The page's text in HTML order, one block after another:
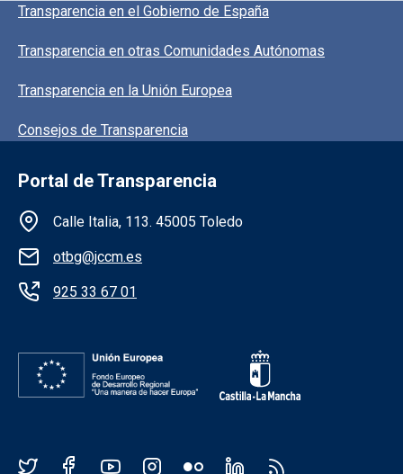
Pie de pagina información
Transparencia en el Gobierno de España
Transparencia en otras Comunidades Autónomas
Transparencia en la Unión Europea
Consejos de Transparencia
Portal de Transparencia
Información de la institución
Calle Italia, 113. 45005 Toledo
otbg@jccm.es
925 33 67 01
Redes sociales JCCM